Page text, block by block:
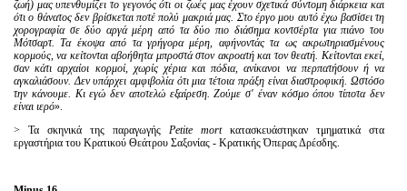
ζωή) μας υπενθυμίζει το γεγονός ότι οι ζωές μας έχουν σχετικά σύντομη διάρκεια και
ότι ο θάνατος δεν βρίσκεται ποτέ πολύ μακριά μας. Στο έργο μου αυτό έχω βασίσει τη
χορογραφία σε δύο αργά μέρη από τα δύο πιο διάσημα κοντσέρτα για πιάνο του
Μότσαρτ. Τα έκοψα από τα γρήγορα μέρη, αφήνοντάς τα ως ακρωτηριασμένους
κορμούς, να κείτονται αβοήθητα μπροστά στον ακροατή και τον θεατή. Κείτονται εκεί,
σαν κάτι αρχαίοι κορμοί, χωρίς χέρια και πόδια, ανίκανοι να περπατήσουν ή να
αγκαλιάσουν. Δεν υπάρχει αμφιβολία ότι μια τέτοια πράξη είναι διαστροφική. Ωστόσο
την κάνουμε. Κι εγώ δεν αποτελώ εξαίρεση. Ζούμε σ' έναν κόσμο όπου τίποτα δεν
είναι ιερό».
> Τα σκηνικά της παραγωγής Petite mortκατασκευάστηκαν τμηματικά στα
εργαστήρια του Κρατικού Θεάτρου Σαξονίας - Κρατικής Όπερας Δρέσδης.